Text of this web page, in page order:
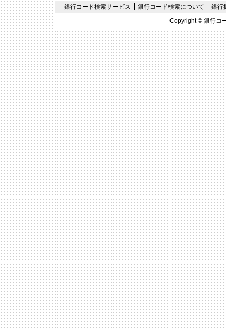
銀行コード検索サービス 銀行コード検索について
銀行
Copyright © 銀行コ